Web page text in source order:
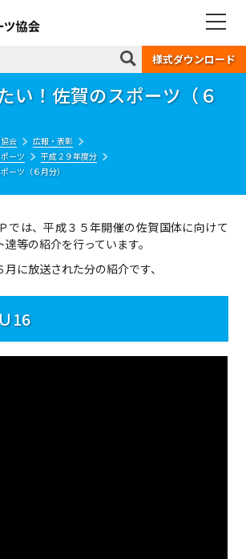
公益財団法人 佐賀県スポーツ協会
様式ダウンロード
い！佐賀のスポーツ（６
会
広報・表彰
ーツ
平成２９年度分
ーツ（６月分）
では、平成３５年開催の佐賀国体に向けて
等の紹介を行っています。
に放送された分の紹介です、
16